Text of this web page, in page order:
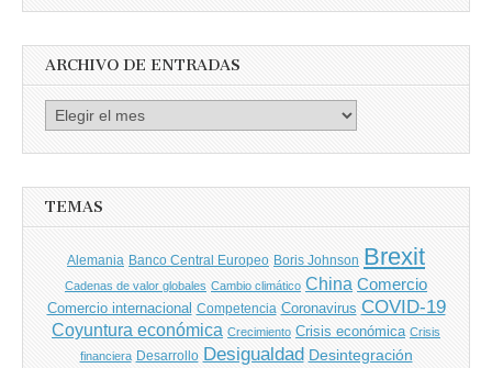
ARCHIVO DE ENTRADAS
Archivo
TEMAS
Alemania Banco Central Europeo Boris Johnson Brexit
Cadenas de valor globales Cambio climático China Comercio
Comercio internacional Competencia Coronavirus COVID-19
Coyuntura económica Crecimiento Crisis económica Crisis
financiera Desarrollo Desigualdad Desintegración